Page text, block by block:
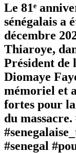
Le 81ᵉ
sénégalais a
décembre
Thiaroye,
Président de
Diomaye
mémoriel et
fortes pour
du
#senegal